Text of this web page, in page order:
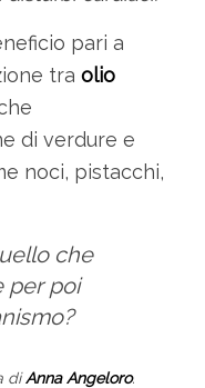
pari a
tra olio
di verdure e
noci, pistacchi,
che
per poi
diAnna Angeloro.